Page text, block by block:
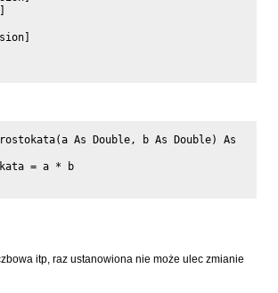
As Double, b As Double) As
itp, raz ustanowiona nie może ulec zmianie